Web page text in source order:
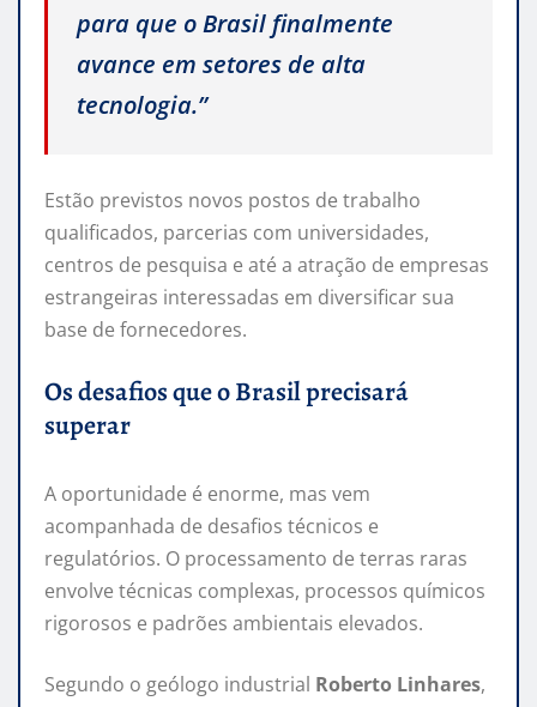
para que o Brasil finalmente
avance em setores de alta
tecnologia.”
Estão previstos novos postos de trabalho
qualificados, parcerias com universidades,
centros de pesquisa e até a atração de empresas
estrangeiras interessadas em diversificar sua
base de fornecedores.
Os desafios que o Brasil precisará
superar
A oportunidade é enorme, mas vem
acompanhada de desafios técnicos e
regulatórios. O processamento de terras raras
envolve técnicas complexas, processos químicos
rigorosos e padrões ambientais elevados.
Segundo o geólogo industrial Roberto Linhares,